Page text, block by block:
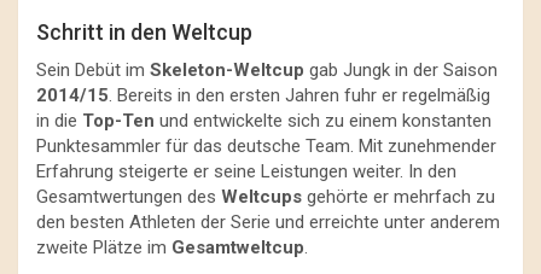
Schritt in den Weltcup
Sein Debüt im Skeleton-Weltcup gab Jungk in der Saison
2014/15. Bereits in den ersten Jahren fuhr er regelmäßig
in die Top-Ten und entwickelte sich zu einem konstanten
Punktesammler für das deutsche Team. Mit zunehmender
Erfahrung steigerte er seine Leistungen weiter. In den
Gesamtwertungen des Weltcups gehörte er mehrfach zu
den besten Athleten der Serie und erreichte unter anderem
zweite Plätze im Gesamtweltcup.